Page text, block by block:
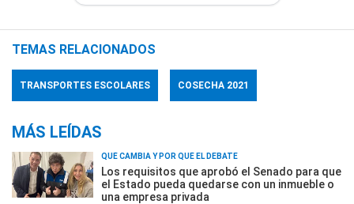
TEMAS RELACIONADOS
TRANSPORTES ESCOLARES COSECHA 2021
MÁS LEÍDAS
QUÉ CAMBIA Y POR QUÉ EL DEBATE
Los requisitos que aprobó el Senado para que
el Estado pueda quedarse con un inmueble o
una empresa privada